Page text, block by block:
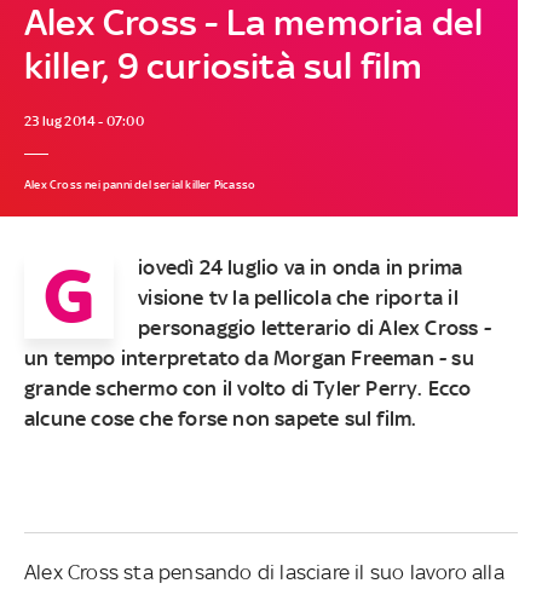
Alex Cross - La memoria del
killer, 9 curiosità sul film
23 lug 2014 - 07:00
Alex Cross nei panni del serial killer Picasso
G
iovedì 24 luglio va in onda in prima
visione tv la pellicola che riporta il
personaggio letterario di Alex Cross -
un tempo interpretato da Morgan Freeman - su
grande schermo con il volto di Tyler Perry. Ecco
alcune cose che forse non sapete sul film.
Alex Cross sta pensando di lasciare il suo lavoro alla